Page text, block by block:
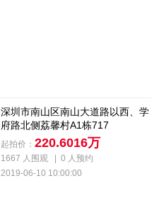
深圳市南山区南山大道路以西、学
府路北侧荔馨村A1栋717
起拍价： 220.6016万
1667 人围观
0 人预约
2019-06-10 10:00:00